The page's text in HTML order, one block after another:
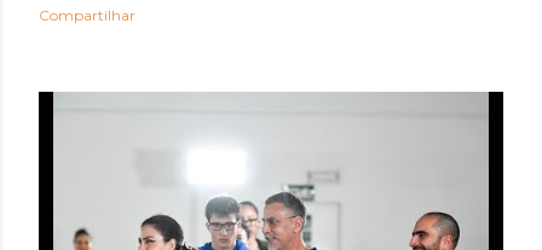
Compartilhar